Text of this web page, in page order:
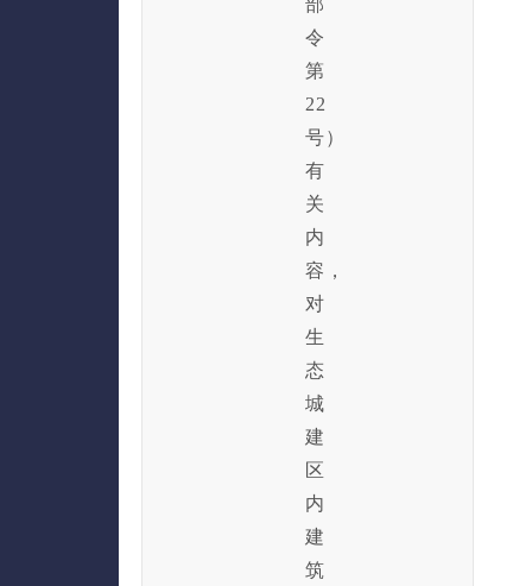
令
第
22
号）
有
关
内
容，
对
生
态
城
建
区
内
建
筑